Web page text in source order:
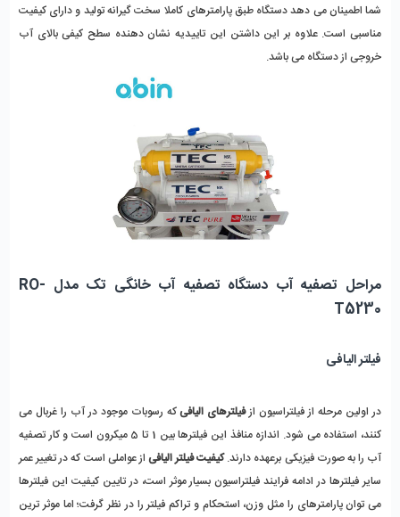
شما اطمینان می دهد دستگاه طبق پارامترهای کاملا سخت گیرانه تولید و دارای کیفیت
مناسبی است. علاوه بر این داشتن این تاییدیه نشان دهنده سطح کیفی بالای آب
خروجی از دستگاه می باشد.
مراحل تصفیه آب دستگاه تصفیه آب خانگی تک مدل RO-
T5230
فیلتر الیافی
در اولین مرحله از فیلتراسیون ازفیلترهای الیافیکه رسوبات موجود در آب را غربال می
کنند، استفاده می شود. اندازه منافذ این فیلترها بین 1 تا 5 میکرون است و کار تصفیه
آب را به صورت فیزیکی برعهده دارند.کیفیت فیلتر الیافی از عواملی است که در تغییر عمر
سایر فیلترها در ادامه فرایند فیلتراسیون بسیار موثر است، در تایین کیفیت این فیلترها
می توان پارامترهای را مثل وزن، استحکام و تراکم فیلتر را در نظر گرفت؛ اما موثر ترین